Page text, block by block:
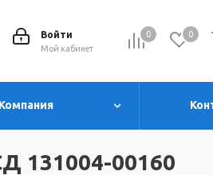
0 0
Войти
Мой кабинет
Компания
131004-00160